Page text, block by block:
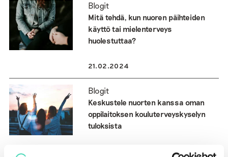
Blogit
Mitä tehdä, kun nuoren päihteiden
käyttö tai mielenterveys
huolestuttaa?
21.02.2024
Blogit
Keskustele nuorten kanssa oman
oppilaitoksen kouluterveyskyselyn
tuloksista